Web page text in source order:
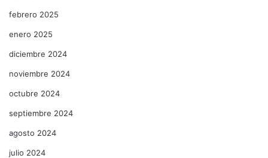
febrero 2025
enero 2025
diciembre 2024
noviembre 2024
octubre 2024
septiembre 2024
agosto 2024
julio 2024